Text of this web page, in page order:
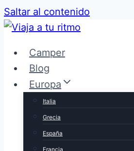
Saltar al contenido
Camper
Blog
Europa
Italia
Grecia
España
Francia